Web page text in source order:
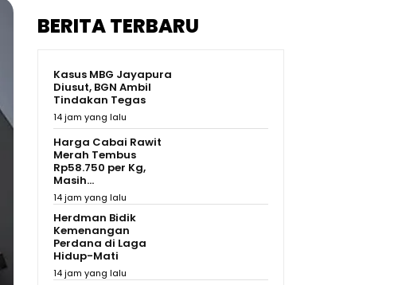
BERITA TERBARU
Kasus MBG Jayapura
Diusut, BGN Ambil
Tindakan Tegas
14 jam yang lalu
Harga Cabai Rawit
Merah Tembus
Rp58.750 per Kg,
Masih...
14 jam yang lalu
Herdman Bidik
Kemenangan
Perdana di Laga
Hidup-Mati
14 jam yang lalu